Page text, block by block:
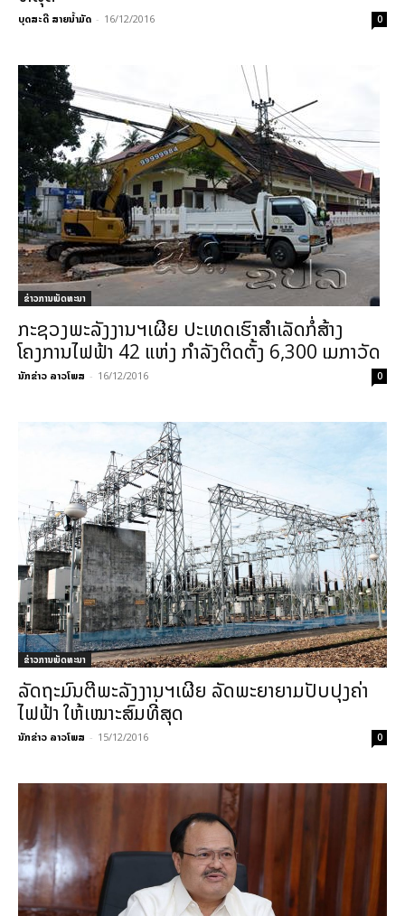
ບຸດສະດີ ສາຍນ້ຳມັດ - 16/12/2016 0
ຂ່າວການພັດທະນາ
ກະຊວງພະລັງງານຯເຜີຍ ປະເທດເຮົາສຳເລັດກໍ່ສ້າງ
ໂຄງການໄຟຟ້າ 42 ແຫ່ງ ກຳລັງຕິດຕັ້ງ 6,300 ເມກາວັດ
ນັກຂ່າວ ລາວໂພສ - 16/12/2016 0
ຂ່າວການພັດທະນາ
ລັດຖະມົນຕີພະລັງງານຯເຜີຍ ລັດພະຍາຍາມປັບປຸງຄ່າ
ໄຟຟ້າ ໃຫ້ເໝາະສົມທີ່ສຸດ
ນັກຂ່າວ ລາວໂພສ - 15/12/2016 0